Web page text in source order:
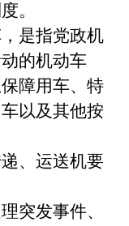
。
是指党政机
的机动车
障用车、特
以及其他按
、运送机要
发事件、